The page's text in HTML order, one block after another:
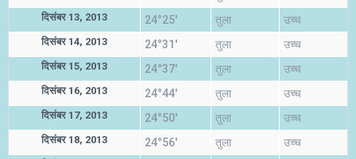
दिसंबर 13, 2013 24°25' तुला उच्च
दिसंबर 14, 2013 24°31' तुला उच्च
दिसंबर 15, 2013 24°37' तुला उच्च
दिसंबर 16, 2013 24°44' तुला उच्च
दिसंबर 17, 2013 24°50' तुला उच्च
दिसंबर 18, 2013 24°56' तुला उच्च